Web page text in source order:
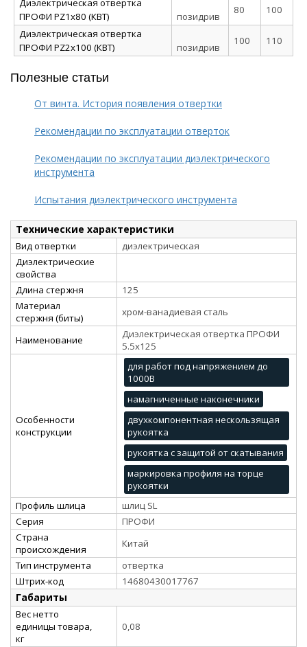
Диэлектрическая отвертка
ПРОФИ PZ1x80 (КВТ)
позидрив
80
100
Диэлектрическая отвертка
ПРОФИ PZ2x100 (КВТ)
позидрив
100 110
Полезные статьи
От винта. История появления отвертки
Рекомендации по эксплуатации отверток
Рекомендации по эксплуатации диэлектрического
инструмента
Испытания диэлектрического инструмента
Технические характеристики
Вид отвертки
диэлектрическая
Диэлектрические
свойства
Длина стержня
125
Материал
стержня (биты)
хром-ванадиевая сталь
Наименование
Диэлектрическая отвертка ПРОФИ
5.5х125
Особенности
конструкции
для работ под напряжением до
1000В
намагниченные наконечники
двухкомпонентная нескользящая
рукоятка
рукоятка с защитой от скатывания
маркировка профиля на торце
рукоятки
Профиль шлица
шлиц SL
Серия
ПРОФИ
Страна
происхождения
Китай
Тип инструмента
отвертка
Штрих-код
14680430017767
Габариты
Вес нетто
единицы товара,
кг
0,08